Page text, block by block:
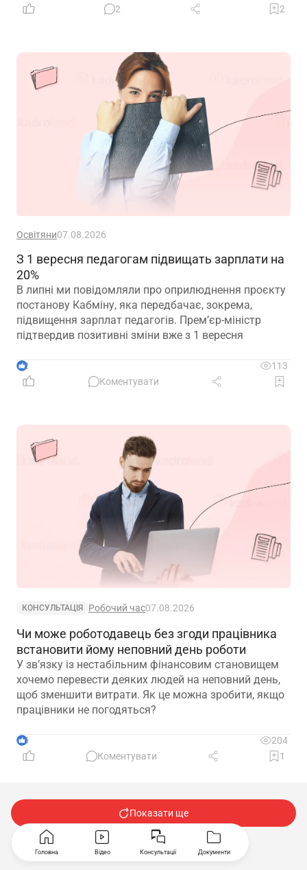
2
2
Освітяни07.08.2026
З 1 вересня педагогам підвищать зарплати на
20%
В липні ми повідомляли про оприлюднення проєкту
постанову Кабміну, яка передбачає, зокрема,
підвищення зарплат педагогів. Прем’єр-міністр
підтвердив позитивні зміни вже з 1 вересня
2
113
Коментувати
КОНСУЛЬТАЦІЯ Робочий час07.08.2026
Чи може роботодавець без згоди працівника
встановити йому неповний день роботи
У зв’язку із нестабільним фінансовим становищем
хочемо перевести деяких людей на неповний день,
щоб зменшити витрати. Як це можна зробити, якщо
працівники не погодяться?
5
204
Коментувати
1
Показати ще
…
Головна Відео Консультації Документи